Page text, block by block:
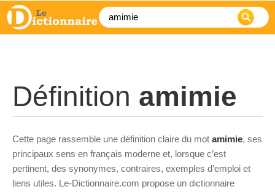
Définition amimie
Cette page rassemble une définition claire du mot amimie, ses
principaux sens en français moderne et, lorsque c’est
pertinent, des synonymes, contraires, exemples d’emploi et
liens utiles. Le-Dictionnaire.com propose un dictionnaire